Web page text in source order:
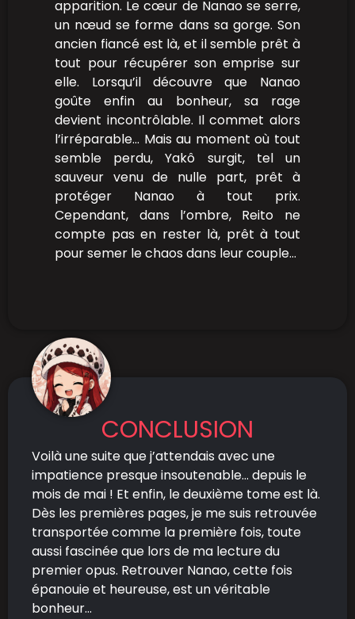
apparition. Le cœur de Nanao se serre,
un nœud se forme dans sa gorge. Son
ancien fiancé est là, et il semble prêt à
tout pour récupérer son emprise sur
elle. Lorsqu’il découvre que Nanao
goûte enfin au bonheur, sa rage
devient incontrôlable. Il commet alors
l’irréparable… Mais au moment où tout
semble perdu, Yakô surgit, tel un
sauveur venu de nulle part, prêt à
protéger Nanao à tout prix.
Cependant, dans l’ombre, Reito ne
compte pas en rester là, prêt à tout
pour semer le chaos dans leur couple…
CONCLUSION
Voilà une suite que j’attendais avec une
impatience presque insoutenable… depuis le
mois de mai ! Et enfin, le deuxième tome est là.
Dès les premières pages, je me suis retrouvée
transportée comme la première fois, toute
aussi fascinée que lors de ma lecture du
premier opus. Retrouver Nanao, cette fois
épanouie et heureuse, est un véritable
bonheur…